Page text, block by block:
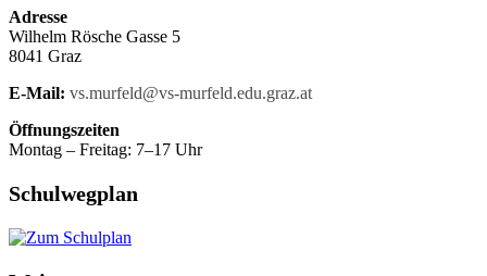
Adresse
Wilhelm Rösche Gasse 5
8041 Graz
E-Mail: vs.murfeld@vs-murfeld.edu.graz.at
Öffnungszeiten
Montag – Freitag: 7–17 Uhr
Schulwegplan